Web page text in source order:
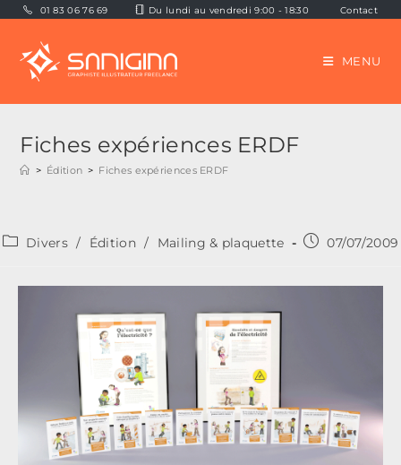
Skip
to
content
01 83 06 76 69 Du lundi au vendredi 9:00 - 18:30 Contact
MENU
Fiches expériences ERDF
> Édition > Fiches expériences ERDF
PostDivers / Édition / Mailing & plaquette
Publication
07/07/2009